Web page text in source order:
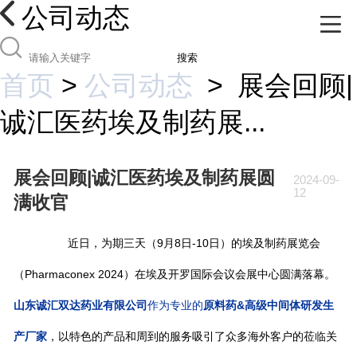
公司动态
搜索
首页 > 公司动态 >
展会回顾|
诚汇医药埃及制药展...
展会回顾|诚汇医药埃及制药展圆
满收官
2024-09-
12
近日，为期三天（9月8日-10日）的埃及制药展览会
（Pharmaconex 2024）在埃及开罗国际会议会展中心圆满落幕。
山东诚汇双达药业有限公司作为专业的原料药&高级中间体研发生
产厂家，以特色的产品和周到的服务吸引了众多海外客户的莅临关